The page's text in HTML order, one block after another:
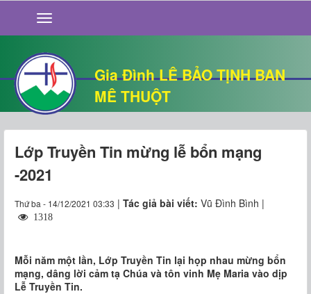
Gia Đình LÊ BẢO TỊNH BAN
MÊ THUỘT
GIỚI THIỆU
TIN TỨC
SỐNG ĐẠO
CHUYỆN NHÀ
QUÁN VĂN
THƯ GIÃN
Lớp Truyền Tin mừng lễ bổn mạng
-2021
Thứ ba - 14/12/2021 03:33 | Tác giả bài viết: Vũ Đình Bình |
1318
Mỗi năm một lần, Lớp Truyền Tin lại họp nhau mừng bổn
mạng, dâng lời cảm tạ Chúa và tôn vinh Mẹ Maria vào dịp
Lễ Truyền Tin.